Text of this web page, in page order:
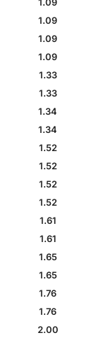
1.09
1.09
1.09
1.09
1.33
1.33
1.34
1.34
1.52
1.52
1.52
1.52
1.61
1.61
1.65
1.65
1.76
1.76
2.00